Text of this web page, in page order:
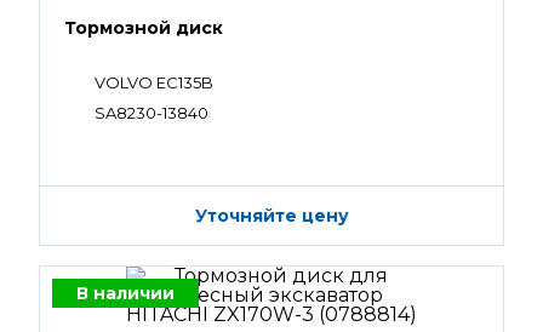
Тормозной диск
VOLVO EC135B
SA8230-13840
Уточняйте цену
В наличии